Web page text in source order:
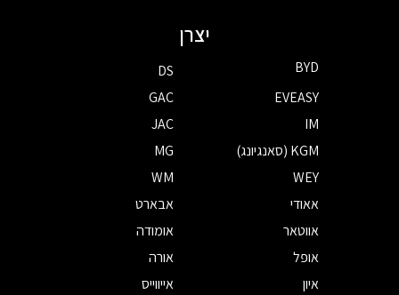
יצרן
BYD
DS
EVEASY
GAC
IM
JAC
KGM (סאנגיונג)
MG
WEY
WM
אאודי
אבארט
אווטאר
אומודה
אופל
אורה
איון
אייווייס